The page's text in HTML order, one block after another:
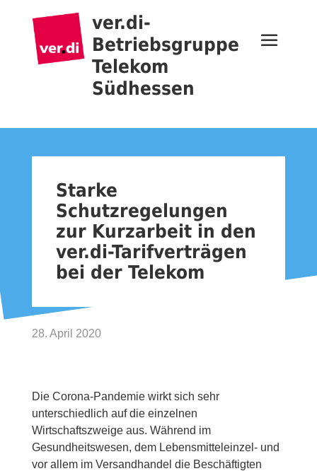
ver.di-
Betriebsgruppe
Telekom
Südhessen
Starke
Schutzregelungen
zur Kurzarbeit in den
ver.di-Tarifverträgen
bei der Telekom
28. April 2020
Die Corona-Pandemie wirkt sich sehr
unterschiedlich auf die einzelnen
Wirtschaftszweige aus. Während im
Gesundheitswesen, dem Lebensmitteleinzel- und
vor allem im Versandhandel die Beschäftigten